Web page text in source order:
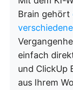
Brain gehört
einfach
und ClickUp
aus Ihrem